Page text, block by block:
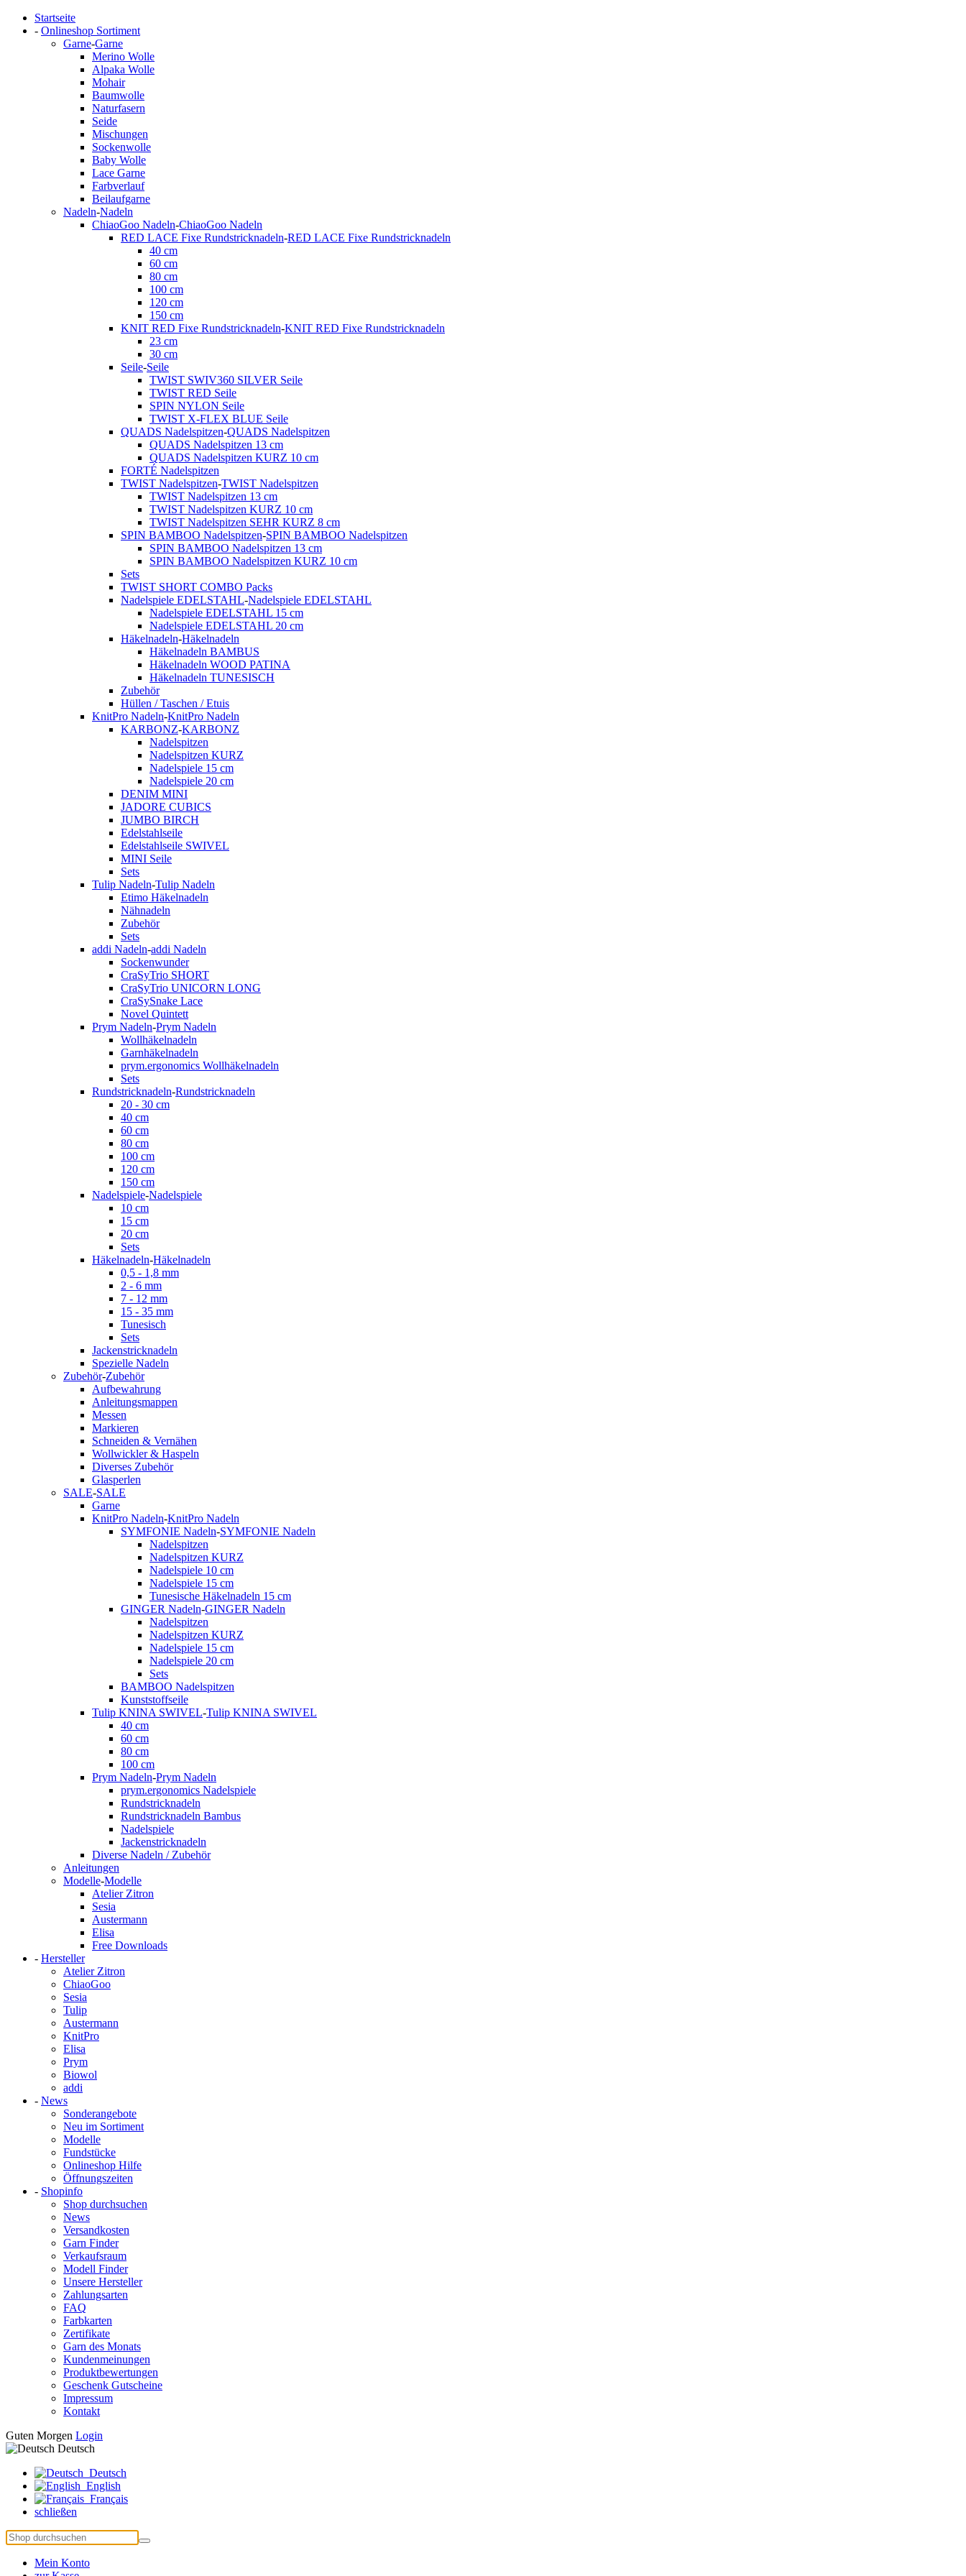
Startseite
- Onlineshop Sortiment
Garne-Garne
Merino Wolle
Alpaka Wolle
Mohair
Baumwolle
Naturfasern
Seide
Mischungen
Sockenwolle
Baby Wolle
Lace Garne
Farbverlauf
Beilaufgarne
Nadeln-Nadeln
ChiaoGoo Nadeln-ChiaoGoo Nadeln
RED LACE Fixe Rundstricknadeln-RED LACE Fixe Rundstricknadeln
40 cm
60 cm
80 cm
100 cm
120 cm
150 cm
KNIT RED Fixe Rundstricknadeln-KNIT RED Fixe Rundstricknadeln
23 cm
30 cm
Seile-Seile
TWIST SWIV360 SILVER Seile
TWIST RED Seile
SPIN NYLON Seile
TWIST X-FLEX BLUE Seile
QUADS Nadelspitzen-QUADS Nadelspitzen
QUADS Nadelspitzen 13 cm
QUADS Nadelspitzen KURZ 10 cm
FORTÉ Nadelspitzen
TWIST Nadelspitzen-TWIST Nadelspitzen
TWIST Nadelspitzen 13 cm
TWIST Nadelspitzen KURZ 10 cm
TWIST Nadelspitzen SEHR KURZ 8 cm
SPIN BAMBOO Nadelspitzen-SPIN BAMBOO Nadelspitzen
SPIN BAMBOO Nadelspitzen 13 cm
SPIN BAMBOO Nadelspitzen KURZ 10 cm
Sets
TWIST SHORT COMBO Packs
Nadelspiele EDELSTAHL-Nadelspiele EDELSTAHL
Nadelspiele EDELSTAHL 15 cm
Nadelspiele EDELSTAHL 20 cm
Häkelnadeln-Häkelnadeln
Häkelnadeln BAMBUS
Häkelnadeln WOOD PATINA
Häkelnadeln TUNESISCH
Zubehör
Hüllen / Taschen / Etuis
KnitPro Nadeln-KnitPro Nadeln
KARBONZ-KARBONZ
Nadelspitzen
Nadelspitzen KURZ
Nadelspiele 15 cm
Nadelspiele 20 cm
DENIM MINI
JADORE CUBICS
JUMBO BIRCH
Edelstahlseile
Edelstahlseile SWIVEL
MINI Seile
Sets
Tulip Nadeln-Tulip Nadeln
Etimo Häkelnadeln
Nähnadeln
Zubehör
Sets
addi Nadeln-addi Nadeln
Sockenwunder
CraSyTrio SHORT
CraSyTrio UNICORN LONG
CraSySnake Lace
Novel Quintett
Prym Nadeln-Prym Nadeln
Wollhäkelnadeln
Garnhäkelnadeln
prym.ergonomics Wollhäkelnadeln
Sets
Rundstricknadeln-Rundstricknadeln
20 - 30 cm
40 cm
60 cm
80 cm
100 cm
120 cm
150 cm
Nadelspiele-Nadelspiele
10 cm
15 cm
20 cm
Sets
Häkelnadeln-Häkelnadeln
0,5 - 1,8 mm
2 - 6 mm
7 - 12 mm
15 - 35 mm
Tunesisch
Sets
Jackenstricknadeln
Spezielle Nadeln
Zubehör-Zubehör
Aufbewahrung
Anleitungsmappen
Messen
Markieren
Schneiden & Vernähen
Wollwickler & Haspeln
Diverses Zubehör
Glasperlen
SALE-SALE
Garne
KnitPro Nadeln-KnitPro Nadeln
SYMFONIE Nadeln-SYMFONIE Nadeln
Nadelspitzen
Nadelspitzen KURZ
Nadelspiele 10 cm
Nadelspiele 15 cm
Tunesische Häkelnadeln 15 cm
GINGER Nadeln-GINGER Nadeln
Nadelspitzen
Nadelspitzen KURZ
Nadelspiele 15 cm
Nadelspiele 20 cm
Sets
BAMBOO Nadelspitzen
Kunststoffseile
Tulip KNINA SWIVEL-Tulip KNINA SWIVEL
40 cm
60 cm
80 cm
100 cm
Prym Nadeln-Prym Nadeln
prym.ergonomics Nadelspiele
Rundstricknadeln
Rundstricknadeln Bambus
Nadelspiele
Jackenstricknadeln
Diverse Nadeln / Zubehör
Anleitungen
Modelle-Modelle
Atelier Zitron
Sesia
Austermann
Elisa
Free Downloads
- Hersteller
Atelier Zitron
ChiaoGoo
Sesia
Tulip
Austermann
KnitPro
Elisa
Prym
Biowol
addi
- News
Sonderangebote
Neu im Sortiment
Modelle
Fundstücke
Onlineshop Hilfe
Öffnungszeiten
- Shopinfo
Shop durchsuchen
News
Versandkosten
Garn Finder
Verkaufsraum
Modell Finder
Unsere Hersteller
Zahlungsarten
FAQ
Farbkarten
Zertifikate
Garn des Monats
Kundenmeinungen
Produktbewertungen
Geschenk Gutscheine
Impressum
Kontakt
Guten Morgen Login
Deutsch
Deutsch
English
Français
schließen
Mein Konto